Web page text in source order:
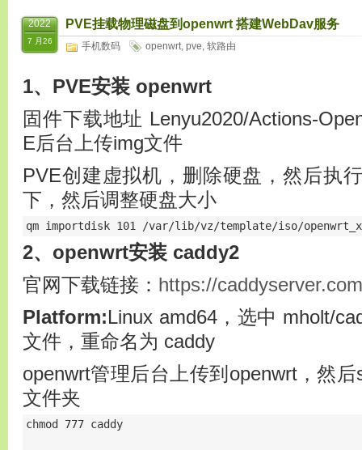
2022
7 月26
PVE挂载物理磁盘到openwrt 搭建WebDav服务
手机数码 openwrt, pve, 软路由
1、PVE安装 openwrt
固件下载地址 Lenyu2020/Actions-
E后台上传img文件
PVE创建虚拟机，删除硬盘，然后执
下，然后调整硬盘大小
qm importdisk 101 /var/lib/vz/template/iso/
2、openwrt安装 caddy2
官网下载链接： https://
Platform:Linux amd64，选中 mholt/
文件，重命名为 caddy
openwrt管理后台上传到openwrt，然
文件夹
chmod 777 caddy